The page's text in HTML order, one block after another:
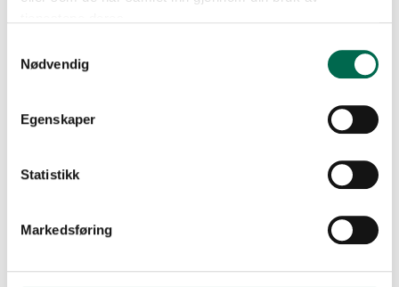
Nødvendig
Egenskaper
Statistikk
Markedsføring